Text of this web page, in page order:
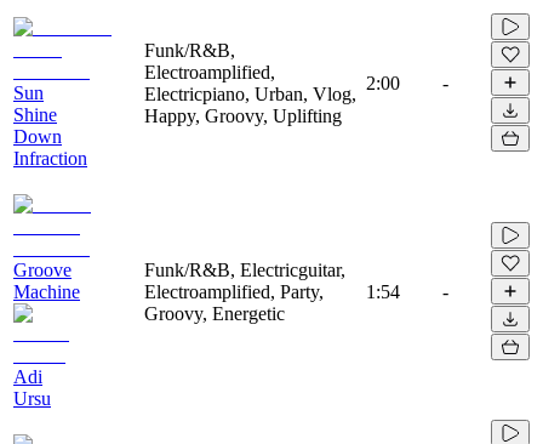
Sun
Shine
Down
Infraction
Funk/R&B,
Electroamplified,
Electricpiano, Urban, Vlog,
Happy, Groovy, Uplifting
2:00 -
Groove
Machine
Adi
Ursu
Funk/R&B, Electricguitar,
Electroamplified, Party,
Groovy, Energetic
1:54 -